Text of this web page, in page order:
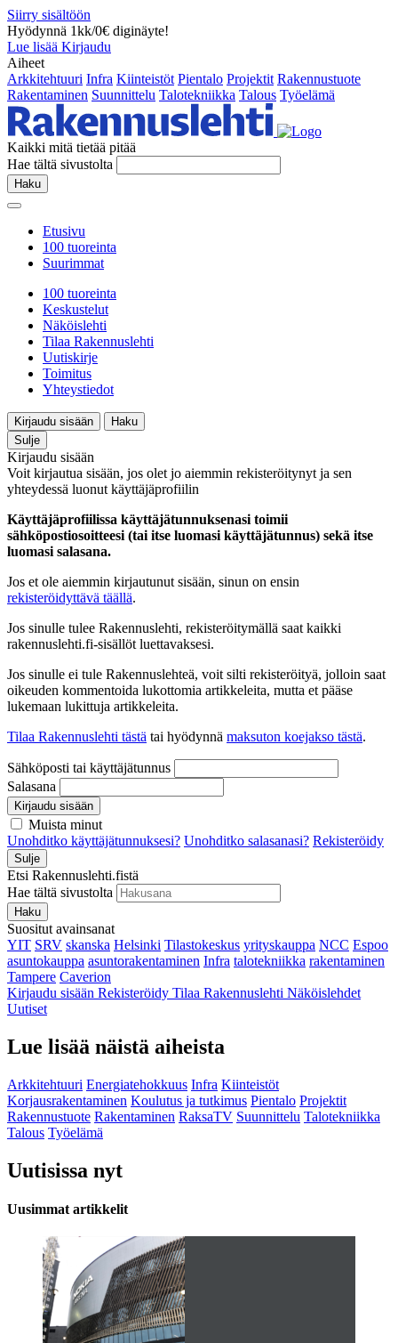
Siirry sisältöön
Hyödynnä 1kk/0€ diginäyte!
Lue lisää Kirjaudu
Aiheet
Arkkitehtuuri Infra Kiinteistöt Pientalo Projektit Rakennustuote
Rakentaminen Suunnittelu Talotekniikka Talous Työelämä
Kaikki mitä tietää pitää
Hae tältä sivustolta
Haku
Etusivu
100 tuoreinta
Suurimmat
100 tuoreinta
Keskustelut
Näköislehti
Tilaa Rakennuslehti
Uutiskirje
Toimitus
Yhteystiedot
Kirjaudu sisään
Haku
Sulje
Kirjaudu sisään
Voit kirjautua sisään, jos olet jo aiemmin rekisteröitynyt ja sen
yhteydessä luonut käyttäjäprofiilin
Käyttäjäprofiilissa käyttäjätunnuksenasi toimii
sähköpostiosoitteesi (tai itse luomasi käyttäjätunnus) sekä itse
luomasi salasana.
Jos et ole aiemmin kirjautunut sisään, sinun on ensin
rekisteröidyttävä täällä.
Jos sinulle tulee Rakennuslehti, rekisteröitymällä saat kaikki
rakennuslehti.fi-sisällöt luettavaksesi.
Jos sinulle ei tule Rakennuslehteä, voit silti rekisteröityä, jolloin saat
oikeuden kommentoida lukottomia artikkeleita, mutta et pääse
lukemaan lukittuja artikkeleita.
Tilaa Rakennuslehti tästä tai hyödynnä maksuton koejakso tästä.
Sähköposti tai käyttäjätunnus
Salasana
Kirjaudu sisään
Muista minut
Unohditko käyttäjätunnuksesi? Unohditko salasanasi? Rekisteröidy
Sulje
Etsi Rakennuslehti.fistä
Hae tältä sivustolta
Haku
Suositut avainsanat
YIT SRV skanska Helsinki Tilastokeskus yrityskauppa NCC Espoo
asuntokauppa asuntorakentaminen Infra talotekniikka rakentaminen
Tampere Caverion
Kirjaudu sisään Rekisteröidy Tilaa Rakennuslehti Näköislehdet
Uutiset
Lue lisää näistä aiheista
Arkkitehtuuri Energiatehokkuus Infra Kiinteistöt
Korjausrakentaminen Koulutus ja tutkimus Pientalo Projektit
Rakennustuote Rakentaminen RaksaTV Suunnittelu Talotekniikka
Talous Työelämä
Uutisissa nyt
Uusimmat artikkelit